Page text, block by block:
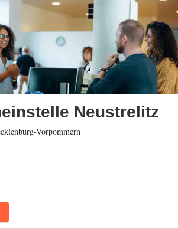
Neustrelitz
Vorpommern